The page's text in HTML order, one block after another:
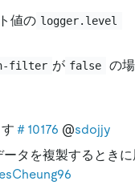
値の logger.level
filter が false
の
＃10176 @sdojjy
タを複製するとき